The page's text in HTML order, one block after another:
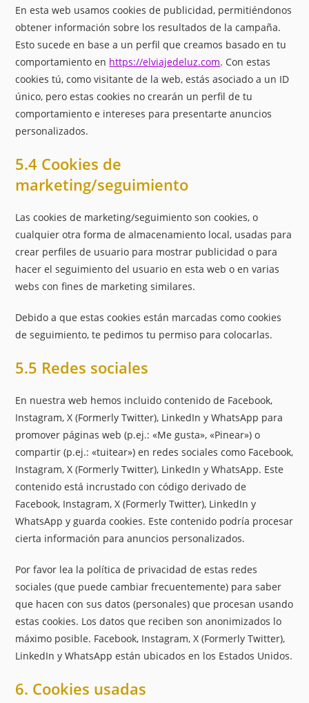
En esta web usamos cookies de publicidad, permitiéndonos
obtener información sobre los resultados de la campaña.
Esto sucede en base a un perfil que creamos basado en tu
comportamiento en https://elviajedeluz.com. Con estas
cookies tú, como visitante de la web, estás asociado a un ID
único, pero estas cookies no crearán un perfil de tu
comportamiento e intereses para presentarte anuncios
personalizados.
5.4 Cookies de
marketing/seguimiento
Las cookies de marketing/seguimiento son cookies, o
cualquier otra forma de almacenamiento local, usadas para
crear perfiles de usuario para mostrar publicidad o para
hacer el seguimiento del usuario en esta web o en varias
webs con fines de marketing similares.
Debido a que estas cookies están marcadas como cookies
de seguimiento, te pedimos tu permiso para colocarlas.
5.5 Redes sociales
En nuestra web hemos incluido contenido de Facebook,
Instagram, X (Formerly Twitter), LinkedIn y WhatsApp para
promover páginas web (p.ej.: «Me gusta», «Pinear») o
compartir (p.ej.: «tuitear») en redes sociales como Facebook,
Instagram, X (Formerly Twitter), LinkedIn y WhatsApp. Este
contenido está incrustado con código derivado de
Facebook, Instagram, X (Formerly Twitter), LinkedIn y
WhatsApp y guarda cookies. Este contenido podría procesar
cierta información para anuncios personalizados.
Por favor lea la política de privacidad de estas redes
sociales (que puede cambiar frecuentemente) para saber
que hacen con sus datos (personales) que procesan usando
estas cookies. Los datos que reciben son anonimizados lo
máximo posible. Facebook, Instagram, X (Formerly Twitter),
LinkedIn y WhatsApp están ubicados en los Estados Unidos.
6. Cookies usadas